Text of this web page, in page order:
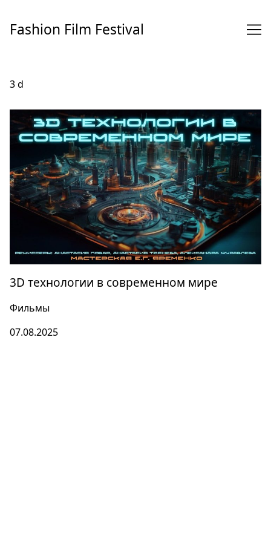
содержимому
Fashion Film Festival
3 d
3D технологии в современном мире
Фильмы
07.08.2025